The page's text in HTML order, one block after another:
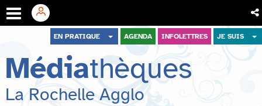
menu
contenu
recherche
EN PRATIQUE AGENDA INFOLETTRES JE SUIS
Médiathèques
La Rochelle Agglo